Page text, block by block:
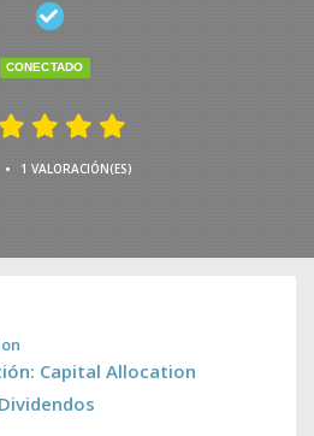
CONECTADO
• 1 VALORACIÓN(ES)
Capital Allocation